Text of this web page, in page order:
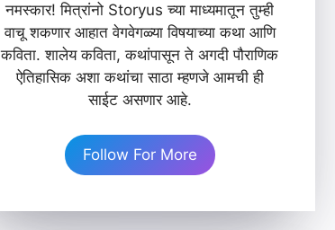
नमस्कार! मित्रांनो Storyus च्या माध्यमातून तुम्ही
वाचू शकणार आहात वेगवेगळ्या विषयाच्या कथा आणि
कविता. शालेय कविता, कथांपासून ते अगदी पौराणिक
ऐतिहासिक अशा कथांचा साठा म्हणजे आमची ही
साईट असणार आहे.
Follow For More